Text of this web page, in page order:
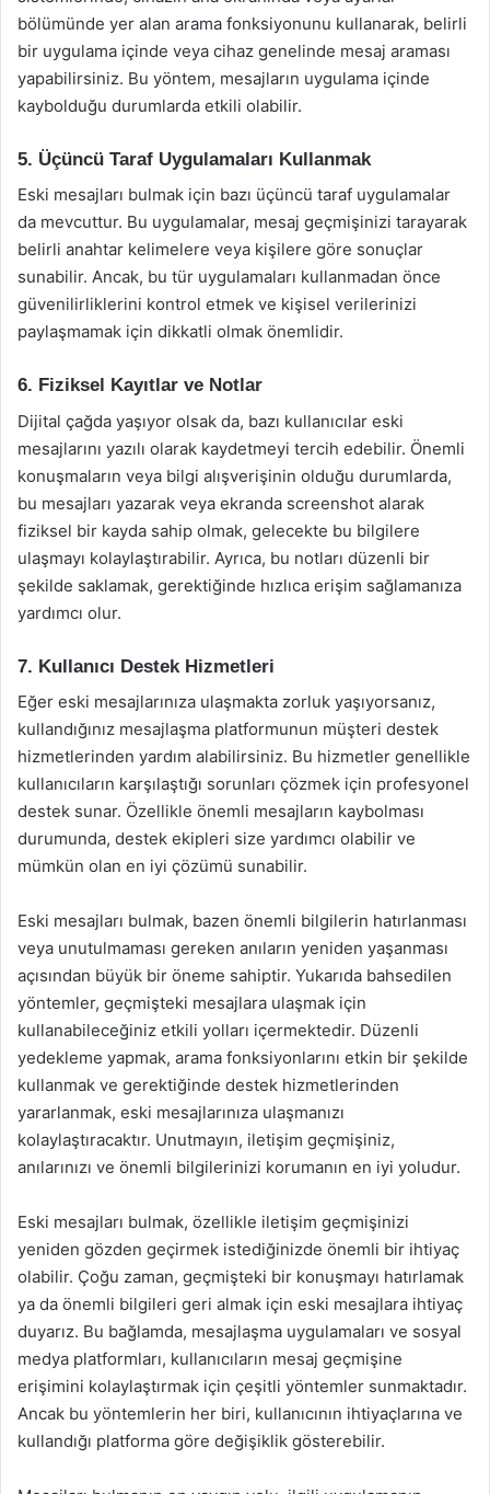
bölümünde yer alan arama fonksiyonunu kullanarak, belirli
bir uygulama içinde veya cihaz genelinde mesaj araması
yapabilirsiniz. Bu yöntem, mesajların uygulama içinde
kaybolduğu durumlarda etkili olabilir.
5. Üçüncü Taraf Uygulamaları Kullanmak
Eski mesajları bulmak için bazı üçüncü taraf uygulamalar
da mevcuttur. Bu uygulamalar, mesaj geçmişinizi tarayarak
belirli anahtar kelimelere veya kişilere göre sonuçlar
sunabilir. Ancak, bu tür uygulamaları kullanmadan önce
güvenilirliklerini kontrol etmek ve kişisel verilerinizi
paylaşmamak için dikkatli olmak önemlidir.
6. Fiziksel Kayıtlar ve Notlar
Dijital çağda yaşıyor olsak da, bazı kullanıcılar eski
mesajlarını yazılı olarak kaydetmeyi tercih edebilir. Önemli
konuşmaların veya bilgi alışverişinin olduğu durumlarda,
bu mesajları yazarak veya ekranda screenshot alarak
fiziksel bir kayda sahip olmak, gelecekte bu bilgilere
ulaşmayı kolaylaştırabilir. Ayrıca, bu notları düzenli bir
şekilde saklamak, gerektiğinde hızlıca erişim sağlamanıza
yardımcı olur.
7. Kullanıcı Destek Hizmetleri
Eğer eski mesajlarınıza ulaşmakta zorluk yaşıyorsanız,
kullandığınız mesajlaşma platformunun müşteri destek
hizmetlerinden yardım alabilirsiniz. Bu hizmetler genellikle
kullanıcıların karşılaştığı sorunları çözmek için profesyonel
destek sunar. Özellikle önemli mesajların kaybolması
durumunda, destek ekipleri size yardımcı olabilir ve
mümkün olan en iyi çözümü sunabilir.
Eski mesajları bulmak, bazen önemli bilgilerin hatırlanması
veya unutulmaması gereken anıların yeniden yaşanması
açısından büyük bir öneme sahiptir. Yukarıda bahsedilen
yöntemler, geçmişteki mesajlara ulaşmak için
kullanabileceğiniz etkili yolları içermektedir. Düzenli
yedekleme yapmak, arama fonksiyonlarını etkin bir şekilde
kullanmak ve gerektiğinde destek hizmetlerinden
yararlanmak, eski mesajlarınıza ulaşmanızı
kolaylaştıracaktır. Unutmayın, iletişim geçmişiniz,
anılarınızı ve önemli bilgilerinizi korumanın en iyi yoludur.
Eski mesajları bulmak, özellikle iletişim geçmişinizi
yeniden gözden geçirmek istediğinizde önemli bir ihtiyaç
olabilir. Çoğu zaman, geçmişteki bir konuşmayı hatırlamak
ya da önemli bilgileri geri almak için eski mesajlara ihtiyaç
duyarız. Bu bağlamda, mesajlaşma uygulamaları ve sosyal
medya platformları, kullanıcıların mesaj geçmişine
erişimini kolaylaştırmak için çeşitli yöntemler sunmaktadır.
Ancak bu yöntemlerin her biri, kullanıcının ihtiyaçlarına ve
kullandığı platforma göre değişiklik gösterebilir.